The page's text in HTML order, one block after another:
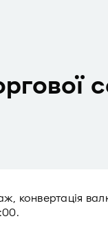
конвертація